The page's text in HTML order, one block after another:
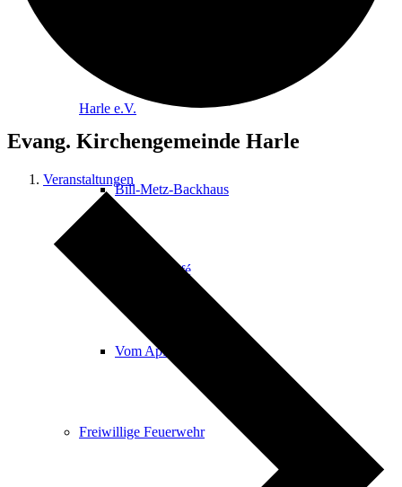
Harle e.V.
Bill-Metz-Backhaus
Das Dorfcafé
Vom Apfel zum Saft
Freiwillige Feuerwehr
Evang. Kirchengemeinde Harle
Veranstaltungen